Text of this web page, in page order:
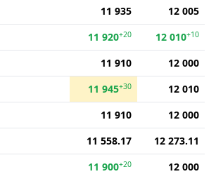
11 935
12 005
11 920+20 12 010+10
11 910
12 000
11 945+30
12 010
11 910
12 000
11 558.17
12 273.11
11 900+20
12 000